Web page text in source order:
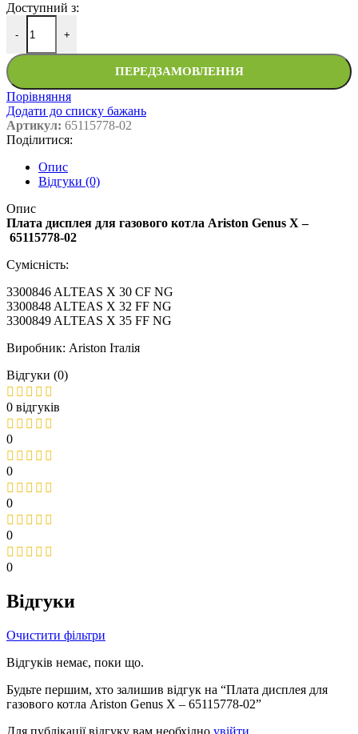
Доступний з:
- +
ПЕРЕДЗАМОВЛЕННЯ
Порівняння
Додати до списку бажань
Артикул: 65115778-02
Поділитися:
Опис
Відгуки (0)
Опис
Плата дисплея для газового котла Ariston Genus X –
65115778-02
Сумісність:
3300846 ALTEAS X 30 CF NG
3300848 ALTEAS X 32 FF NG
3300849 ALTEAS X 35 FF NG
Виробник: Ariston Італія
Відгуки (0)
0 відгуків
0
0
0
0
0
Відгуки
Очистити фільтри
Відгуків немає, поки що.
Будьте першим, хто залишив відгук на “Плата дисплея для
газового котла Ariston Genus X – 65115778-02”